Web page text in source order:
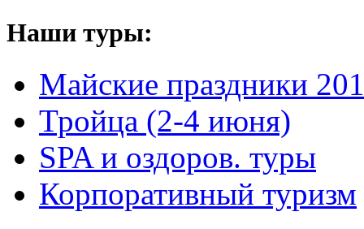
Наши туры:
Майские праздники
Тройца (2-4 июня)
SPA и оздоров. туры
Корпоративный туризм